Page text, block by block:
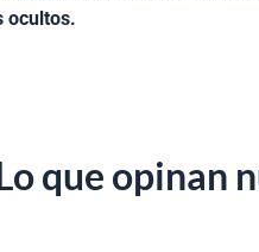
ocultos.
que opinan